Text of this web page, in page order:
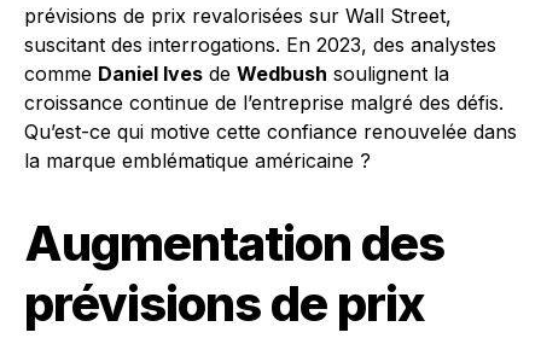
prévisions de prix revalorisées sur Wall Street,
suscitant des interrogations. En 2023, des analystes
comme Daniel Ives de Wedbush soulignent la
croissance continue de l’entreprise malgré des défis.
Qu’est-ce qui motive cette confiance renouvelée dans
la marque emblématique américaine ?
Augmentation des
prévisions de prix